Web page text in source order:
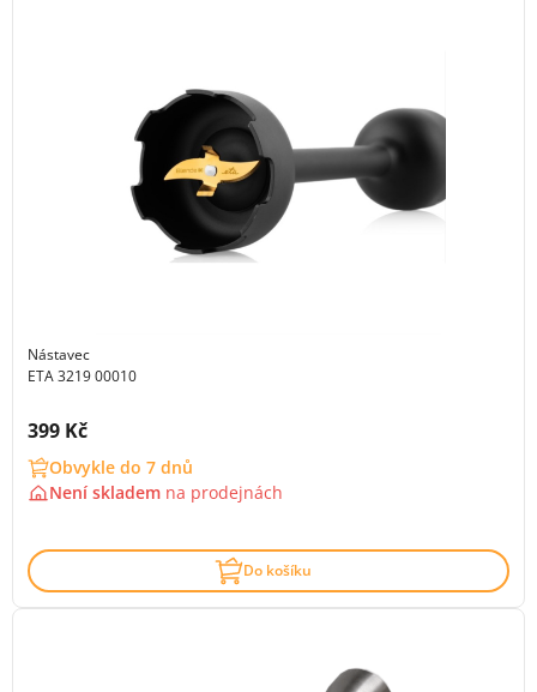
Nástavec
ETA 3219 00010
Cena s DPH:
399 Kč
Obvykle do 7 dnů
Není skladem na prodejnách
Do košíku